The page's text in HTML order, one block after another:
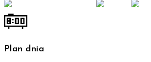
Plan dnia